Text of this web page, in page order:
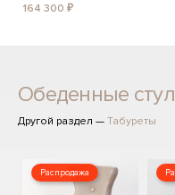
164 300 ₽
Обеденные
Другой раздел — Табуреты
Распродажа